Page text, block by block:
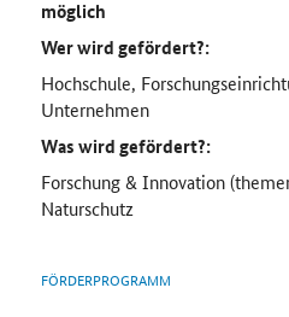
möglich
Wer wird gefördert?:
Hochschule,
Unternehmen
Was wird gefördert?:
Forschung & Innovation
Naturschutz
FÖRDERPROGRAMM